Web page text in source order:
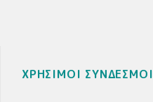
ΧΡΗΣΙΜΟΙ ΣΥΝΔΕΣΜΟΙ